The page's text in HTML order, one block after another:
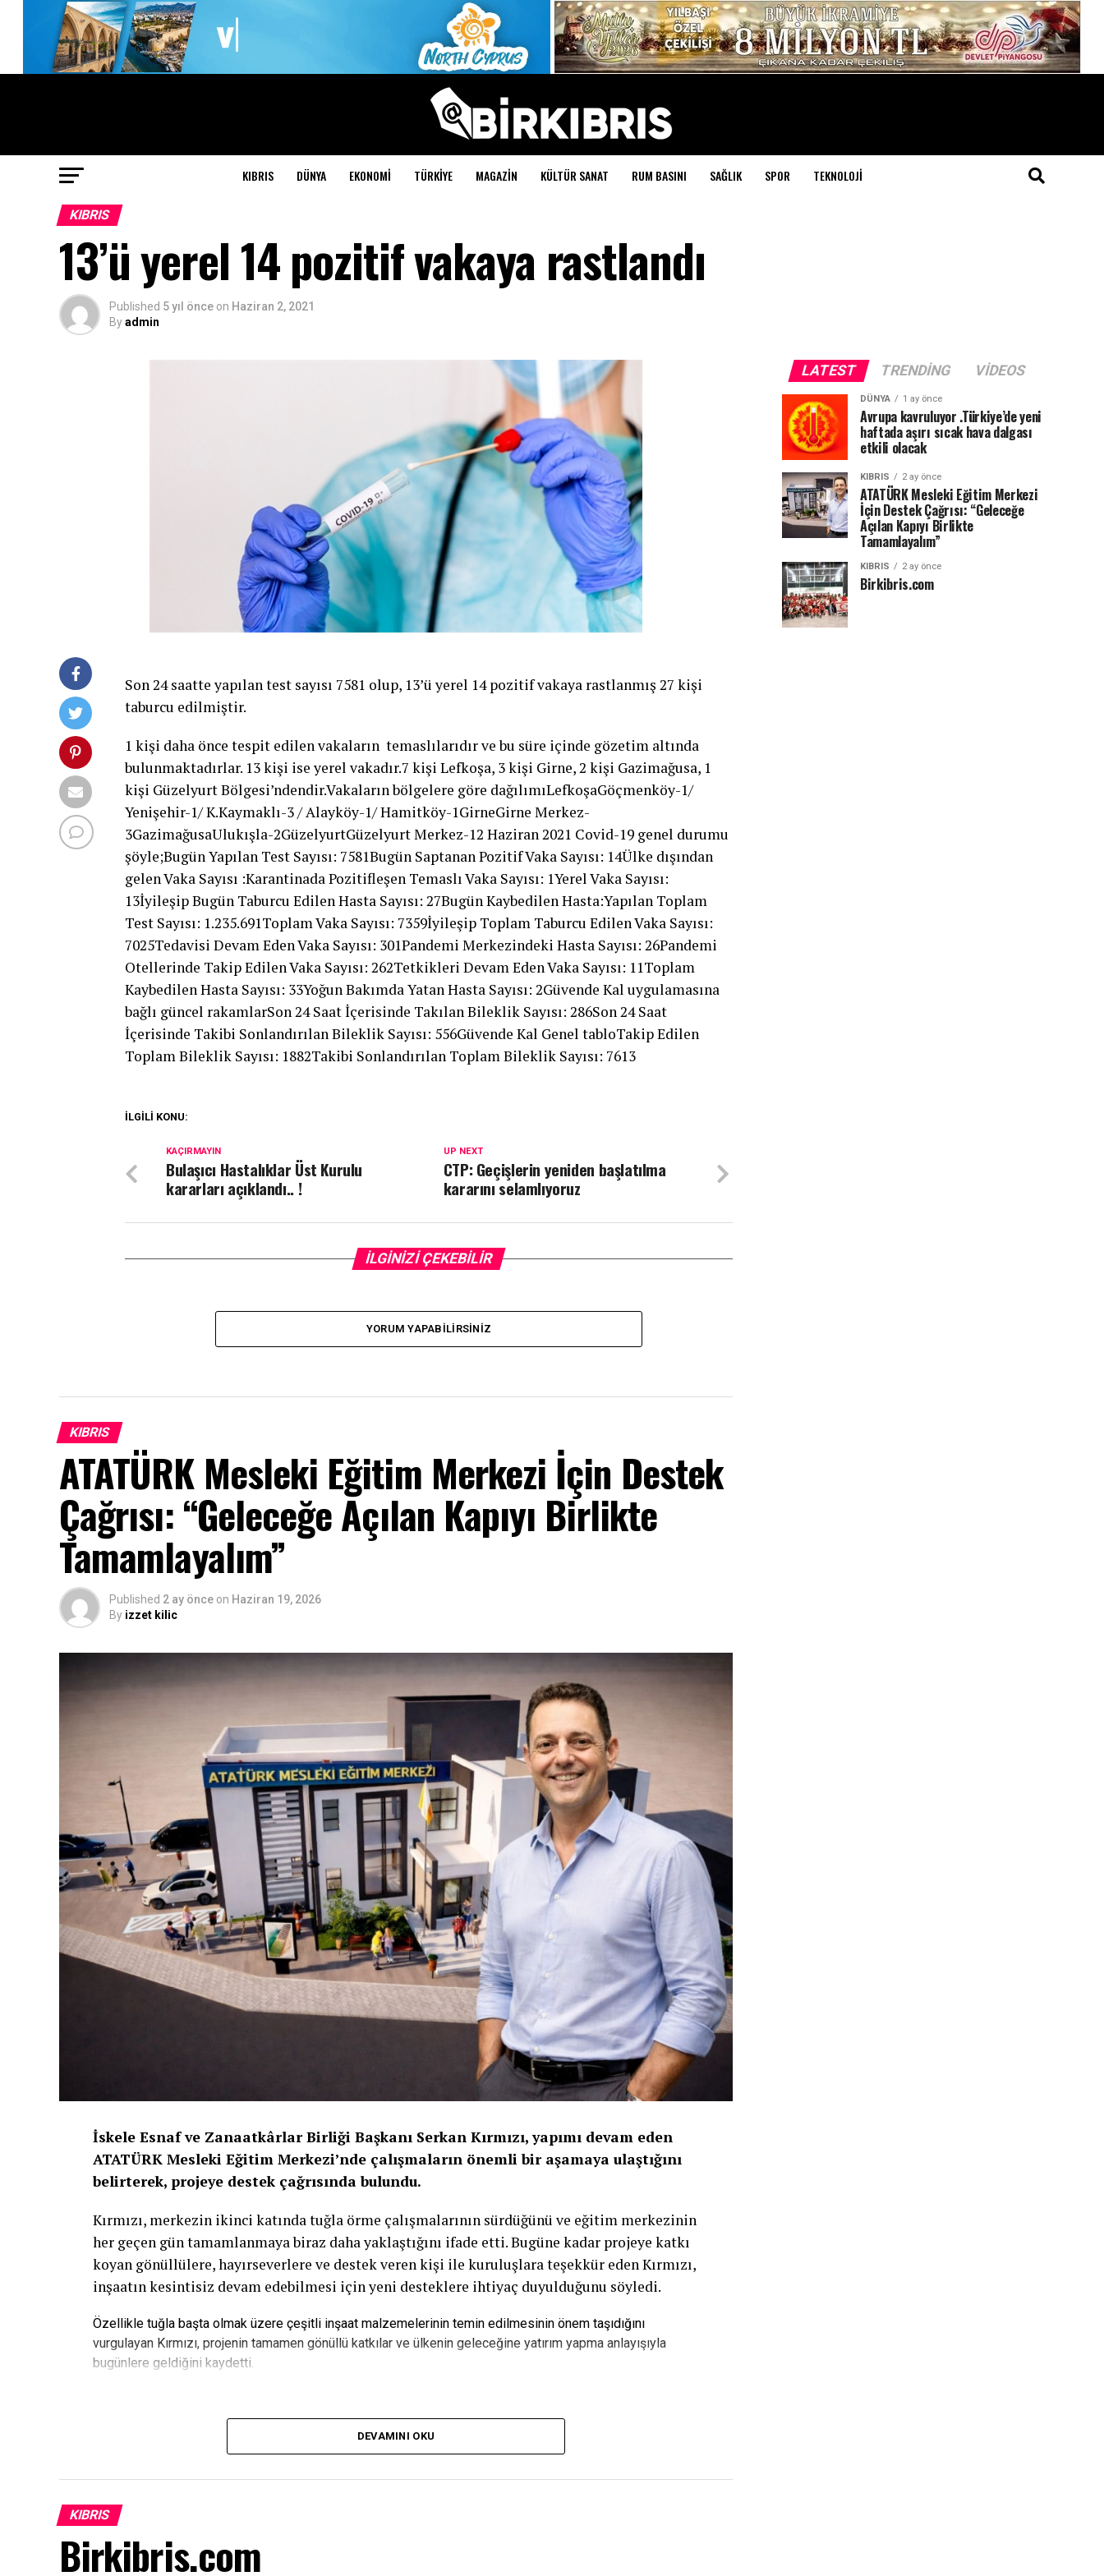
KIBRIS DÜNYA EKONOMI TÜRKIYE MAGAZIN KÜLTÜR SANAT RUM BASINI SAĞLIK SPOR TEKNOLOJI
KIBRIS
13’ü yerel 14 pozitif vakaya rastlandı
Published 5 yıl önce on Haziran 2, 2021
Byadmin
Son 24 saatte yapılan test sayısı 7581 olup, 13’ü yerel 14 pozitif vakaya rastlanmış 27 kişi
taburcu edilmiştir.
1 kişi daha önce tespit edilen vakaların temaslılarıdır ve bu süre içinde gözetim altında
bulunmaktadırlar. 13 kişi ise yerel vakadır.7 kişi Lefkoşa, 3 kişi Girne, 2 kişi Gazimağusa, 1
kişi Güzelyurt Bölgesi’ndendir.Vakaların bölgelere göre dağılımıLefkoşaGöçmenköy-1/
Yenişehir-1/ K.Kaymaklı-3 / Alayköy-1/ Hamitköy-1GirneGirne Merkez-
3GazimağusaUlukışla-2GüzelyurtGüzelyurt Merkez-12 Haziran 2021 Covid-19 genel durumu
şöyle;Bugün Yapılan Test Sayısı: 7581Bugün Saptanan Pozitif Vaka Sayısı: 14Ülke dışından
gelen Vaka Sayısı :Karantinada Pozitifleşen Temaslı Vaka Sayısı: 1Yerel Vaka Sayısı:
13İyileşip Bugün Taburcu Edilen Hasta Sayısı: 27Bugün Kaybedilen Hasta:Yapılan Toplam
Test Sayısı: 1.235.691Toplam Vaka Sayısı: 7359İyileşip Toplam Taburcu Edilen Vaka Sayısı:
7025Tedavisi Devam Eden Vaka Sayısı: 301Pandemi Merkezindeki Hasta Sayısı: 26Pandemi
Otellerinde Takip Edilen Vaka Sayısı: 262Tetkikleri Devam Eden Vaka Sayısı: 11Toplam
Kaybedilen Hasta Sayısı: 33Yoğun Bakımda Yatan Hasta Sayısı: 2Güvende Kal uygulamasına
bağlı güncel rakamlarSon 24 Saat İçerisinde Takılan Bileklik Sayısı: 286Son 24 Saat
İçerisinde Takibi Sonlandırılan Bileklik Sayısı: 556Güvende Kal Genel tabloTakip Edilen
Toplam Bileklik Sayısı: 1882Takibi Sonlandırılan Toplam Bileklik Sayısı: 7613
İLGİLİ KONU:
UP NEXT
CTP: Geçişlerin yeniden başlatılma
kararını selamlıyoruz
KAÇIRMAYIN
Bulaşıcı Hastalıklar Üst Kurulu
kararları açıklandı.. !
İLGİNİZİ ÇEKEBİLİR
YORUM YAPABILIRSINIZ
KIBRIS
ATATÜRK Mesleki Eğitim Merkezi İçin Destek
Çağrısı: “Geleceğe Açılan Kapıyı Birlikte
Tamamlayalım”
Published 2 ay önce on Haziran 19, 2026
By izzet kilic
İskele Esnaf ve Zanaatkârlar Birliği Başkanı Serkan Kırmızı, yapımı devam eden
ATATÜRK Mesleki Eğitim Merkezi’nde çalışmaların önemli bir aşamaya ulaştığını
belirterek, projeye destek çağrısında bulundu.
Kırmızı, merkezin ikinci katında tuğla örme çalışmalarının sürdüğünü ve eğitim merkezinin
her geçen gün tamamlanmaya biraz daha yaklaştığını ifade etti. Bugüne kadar projeye katkı
koyan gönüllülere, hayırseverlere ve destek veren kişi ile kuruluşlara teşekkür eden Kırmızı,
inşaatın kesintisiz devam edebilmesi için yeni desteklere ihtiyaç duyulduğunu söyledi.
Özellikle tuğla başta olmak üzere çeşitli inşaat malzemelerinin temin edilmesinin önem taşıdığını
vurgulayan Kırmızı, projenin tamamen gönüllü katkılar ve ülkenin geleceğine yatırım yapma anlayışıyla
bugünlere geldiğini kaydetti.
“Bu Proje Gençlerin Geleceğine Yapılan Yatırımdır”
ayakları üzerinde durabileceği önemli bir eğitim yuvası olacağını söyledi.
Kırmızı açıklamasında, “Bu proje, ülkemizin ihtiyaç duyduğu kalifiye iş gücünü yetiştirecek
ve gençlerimize yeni fırsatlar sunacaktır. Bugüne kadar yüzlerce kişinin desteğiyle önemli
DEVAMINI OKU
KIBRIS
Birkibris.com
LATEST TRENDING VIDEOS
DÜNYA 1 ay önce
Avrupa kavruluyor .Türkiye’de yeni
haftada aşırı sıcak hava dalgası
etkili olacak
KIBRIS 2 ay önce
ATATÜRK Mesleki Eğitim Merkezi
İçin Destek Çağrısı: “Geleceğe
Açılan Kapıyı Birlikte
Tamamlayalım”
KIBRIS 2 ay önce
Birkibris.com